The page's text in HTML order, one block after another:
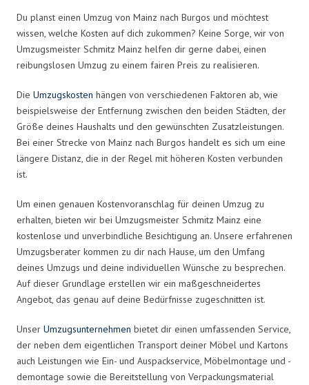
Du planst einen Umzug von Mainz nach Burgos und möchtest
wissen, welche Kosten auf dich zukommen? Keine Sorge, wir von
Umzugsmeister Schmitz Mainz helfen dir gerne dabei, einen
reibungslosen Umzug zu einem fairen Preis zu realisieren.
Die Umzugskosten hängen von verschiedenen Faktoren ab, wie
beispielsweise der Entfernung zwischen den beiden Städten, der
Größe deines Haushalts und den gewünschten Zusatzleistungen.
Bei einer Strecke von Mainz nach Burgos handelt es sich um eine
längere Distanz, die in der Regel mit höheren Kosten verbunden
ist.
Um einen genauen Kostenvoranschlag für deinen Umzug zu
erhalten, bieten wir bei Umzugsmeister Schmitz Mainz eine
kostenlose und unverbindliche Besichtigung an. Unsere erfahrenen
Umzugsberater kommen zu dir nach Hause, um den Umfang
deines Umzugs und deine individuellen Wünsche zu besprechen.
Auf dieser Grundlage erstellen wir ein maßgeschneidertes
Angebot, das genau auf deine Bedürfnisse zugeschnitten ist.
Unser Umzugsunternehmen bietet dir einen umfassenden Service,
der neben dem eigentlichen Transport deiner Möbel und Kartons
auch Leistungen wie Ein- und Auspackservice, Möbelmontage und -
demontage sowie die Bereitstellung von Verpackungsmaterial